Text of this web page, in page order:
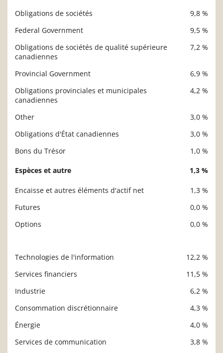
Obligations de sociétés
9,8 %
Federal Government
9,5 %
Obligations de sociétés de qualité supérieure
canadiennes
7,2 %
Provincial Government
6,9 %
Obligations provinciales et municipales
canadiennes
4,2 %
Other
3,0 %
Obligations d'État canadiennes
3,0 %
Bons du Trésor
1,0 %
Espèces et autre 1,3 %
Encaisse et autres éléments d'actif net
1,3 %
Futures
0,0 %
Options
0,0 %
Technologies de l'information
12,2 %
Services financiers
11,5 %
Industrie
6,2 %
Consommation discrétionnaire
4,3 %
Énergie
4,0 %
Services de communication
3,8 %